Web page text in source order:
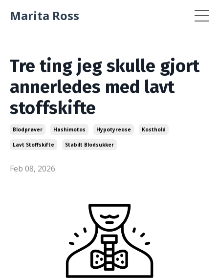
Marita Ross
Tre ting jeg skulle gjort
annerledes med lavt
stoffskifte
Blodprøver Hashimotos Hypotyreose Kosthold
Lavt Stoffskifte Stabilt Blodsukker
Feb 08, 2026